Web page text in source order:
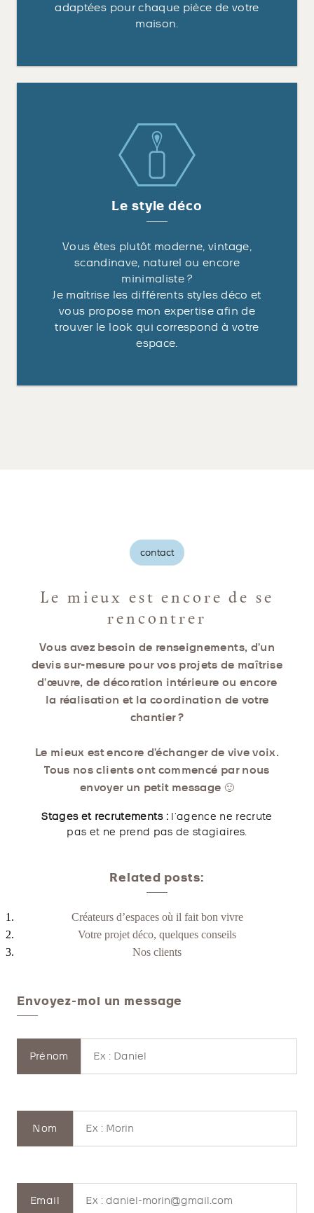
adaptées pour chaque pièce de votre
maison.
Le style déco
Vous êtes plutôt moderne, vintage,
scandinave, naturel ou encore
minimaliste ?
Je maîtrise les différents styles déco et
vous propose mon expertise afin de
trouver le look qui correspond à votre
espace.
contact
Le mieux est encore de se
rencontrer
Vous avez besoin de renseignements, d’un
devis sur-mesure pour vos projets de maîtrise
d’œuvre, de décoration intérieure ou encore
la réalisation et la coordination de votre
chantier ?
Le mieux est encore d’échanger de vive voix.
Tous nos clients ont commencé par nous
envoyer un petit message 🙂
Stages et recrutements : l’agence ne recrute
pas et ne prend pas de stagiaires.
Related posts:
Créateurs d’espaces où il fait bon vivre
Votre projet déco, quelques conseils
Nos clients
Envoyez-moi un message
Prénom
Nom
Email